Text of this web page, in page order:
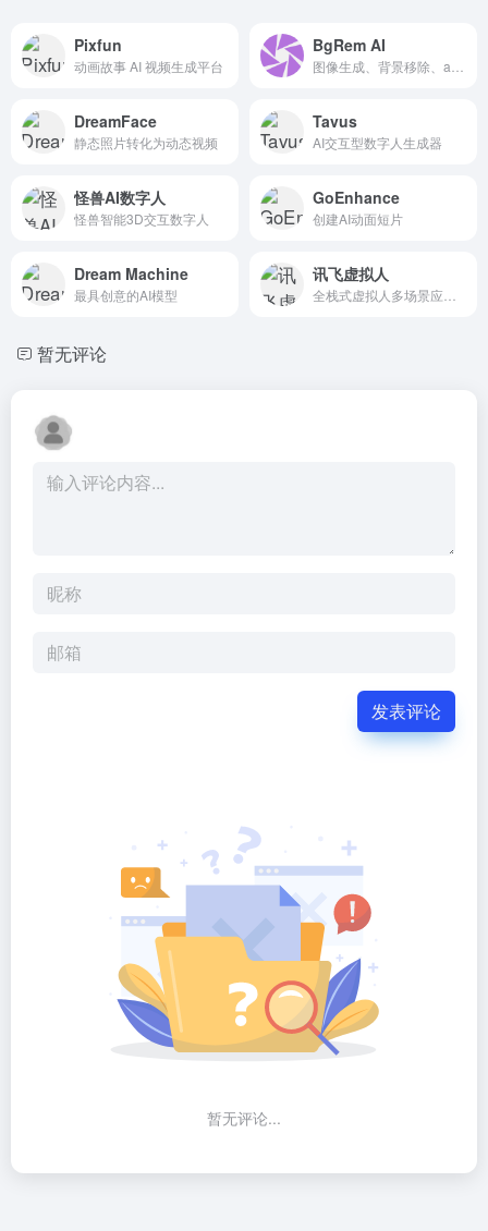
Pixfun
动画故事 AI 视频生成平台
BgRem AI
DreamFace
静态照片转化为动态视频
Tavus
AI交互型数字人生成器
怪兽AI数字人
怪兽智能3D交互数字人
GoEnhance
创建AI动面短片
Dream Machine
最具创意的AI模型
讯飞虚拟人
暂无评论
发表评论
暂无评论...